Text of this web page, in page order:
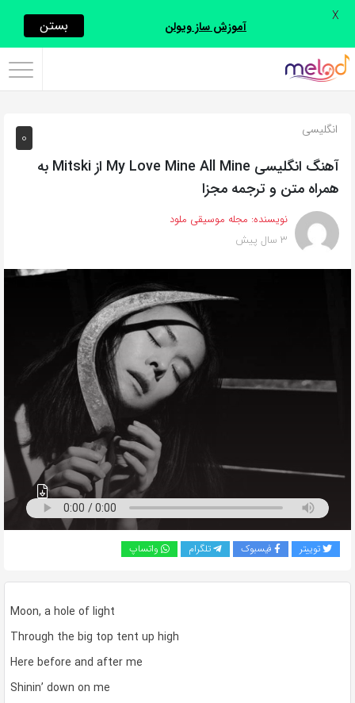
اشتراک
با
روش‌های
زیر
این
صفحه
را
اشتراک
لینک
0 انگلیسی
آهنگ انگلیسی My Love Mine All Mine از Mitski به
همراه متن و ترجمه مجزا
نویسنده: مجله موسیقی ملود
3 سال پیش
توییتر فیسبوک تلگرام واتساپ
Moon, a hole of light
Through the big top tent up high
Here before and after me
Shinin’ down on me
آموزش ساز ویولن بستن X